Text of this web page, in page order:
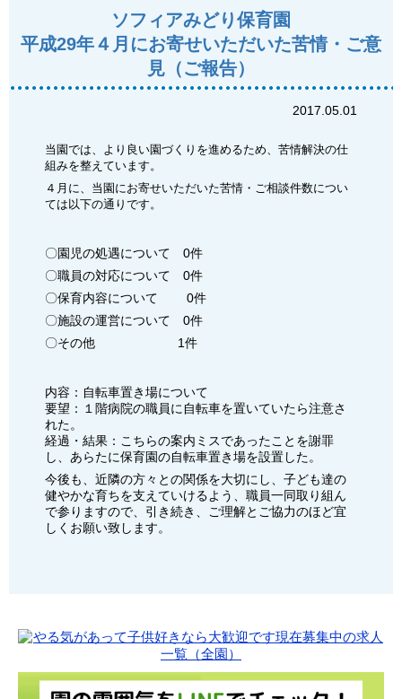
ソフィアみどり保育園
平成29年４月にお寄せいただいた苦情・ご意
見（ご報告）
2017.05.01
当園では、より良い園づくりを進めるため、苦情解決の仕
組みを整えています。
４月に、当園にお寄せいただいた苦情・ご相談件数につい
ては以下の通りです。
〇園児の処遇について 0件
〇職員の対応について 0件
〇保育内容について 0件
〇施設の運営について 0件
〇その他 1件
内容：自転車置き場について
要望：１階病院の職員に自転車を置いていたら注意さ
れた。
経過・結果：こちらの案内ミスであったことを謝罪
し、あらたに保育園の自転車置き場を設置した。
今後も、近隣の方々との関係を大切にし、子ども達の
健やかな育ちを支えていけるよう、職員一同取り組ん
で参りますので、引き続き、ご理解とご協力のほど宜
しくお願い致します。